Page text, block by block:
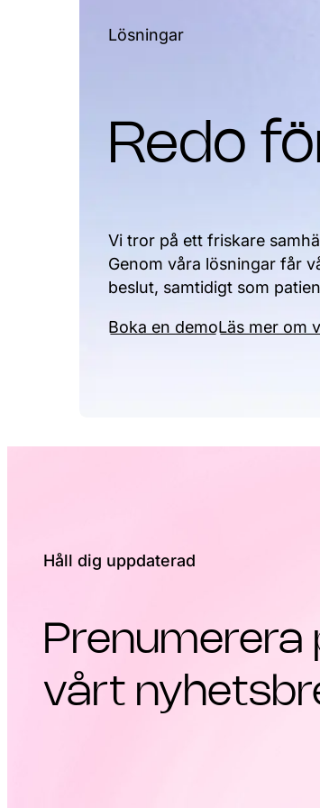
Lösningar
Redo
Vi tror på ett friskare
Genom våra lösningar får
beslut, samtidigt som
Boka en demoLäs mer om
Håll dig uppdaterad
Prenumerera
vårt